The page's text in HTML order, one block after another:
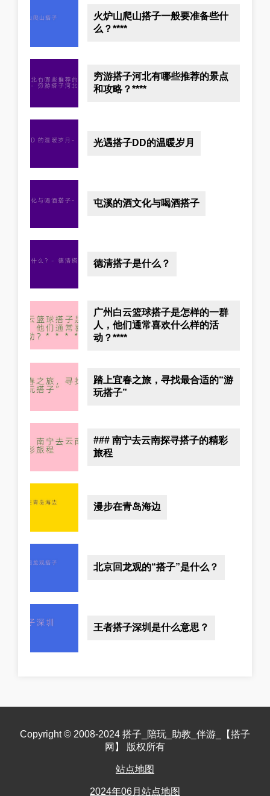
火炉山爬山搭子一般要准备些什
么？****
穷游搭子河北有哪些推荐的景点
和攻略？****
光遇搭子DD的温暖岁月
屯溪的酒文化与喝酒搭子
德清搭子是什么？
广州白云篮球搭子是怎样的一群
人，他们通常喜欢什么样的活
动？****
踏上宜春之旅，寻找最合适的“游
玩搭子”
### 南宁去云南探寻搭子的精彩
旅程
漫步在青岛海边
北京回龙观的“搭子”是什么？
王者搭子深圳是什么意思？
Copyright © 2008-2024 搭子_陪玩_助教_伴游_【搭子
网】 版权所有
站点地图
2024年06月站点地图